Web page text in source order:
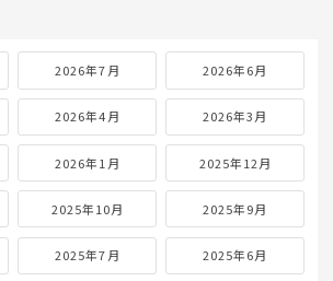
2026年7月 2026年6月
2026年4月 2026年3月
2026年1月 2025年12月
2025年10月 2025年9月
2025年7月 2025年6月